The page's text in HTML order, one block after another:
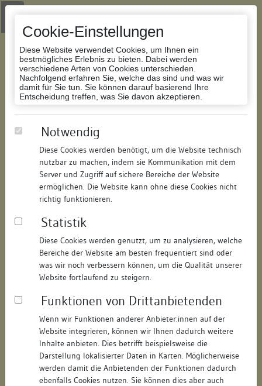
Cookie-Einstellungen
Diese Website verwendet Cookies, um Ihnen ein
bestmögliches Erlebnis zu bieten. Dabei werden
verschiedene Arten von Cookies unterschieden.
Nachfolgend erfahren Sie, welche das sind und was wir
damit für Sie tun. Sie können darauf basierend Ihre
Entscheidung treffen, was Sie davon akzeptieren.
Notwendig
Diese Cookies werden benötigt, um die Website technisch
nutzbar zu machen, indem sie Kommunikation mit dem
Server und Zugriff auf sichere Bereiche der Website
ermöglichen. Die Website kann ohne diese Cookies nicht
richtig funktionieren.
Statistik
Diese Cookies werden genutzt, um zu analysieren, welche
Bereiche der Website am besten frequentiert sind oder
was wir noch verbessern können, um die Qualität unserer
Website fortlaufend zu steigern.
Funktionen von Drittanbietenden
Wenn wir Funktionen anderer Anbieter:innen auf der
Website integrieren, können wir Ihnen dadurch weitere
Inhalte anbieten. Dies betrifft beispielsweise die
Darstellung lokalisierter Daten in Karten. Möglicherweise
werden damit die Anbietenden der Funktionen dadurch
ebenfalls Cookies nutzen. Sie können dies aber auch
Zur Navigation springen
Zum Inhalt der Website springen
Datenbank Bauforschung/Restaurierung
164573796912/Datum:06.02.2012
Datenbestand:
Bauforschung
Als PDF herunterladen:
Objektdaten
Straße: Rosgartenstraße
Hausnummer: 19
Postleitzahl: 78462
Stadt-Teilort: Konstanz
Regierungsbezirk: Freiburg
Konstanz (Landkreis)